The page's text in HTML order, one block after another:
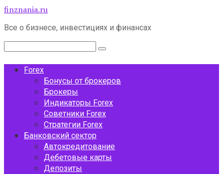
Перейти
контенту
finznania.ru
Все о бизнесе, инвестициях и финансах
Поиск:
Forex
Бонусы от брокеров
Брокеры
Индикаторы Forex
Советники Forex
Стратегии Forex
Банковский сектор
Автокредитование
Дебетовые карты
Депозиты